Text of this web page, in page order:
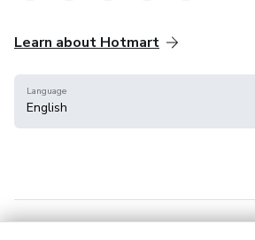
Learn about Hotmart
Language
English